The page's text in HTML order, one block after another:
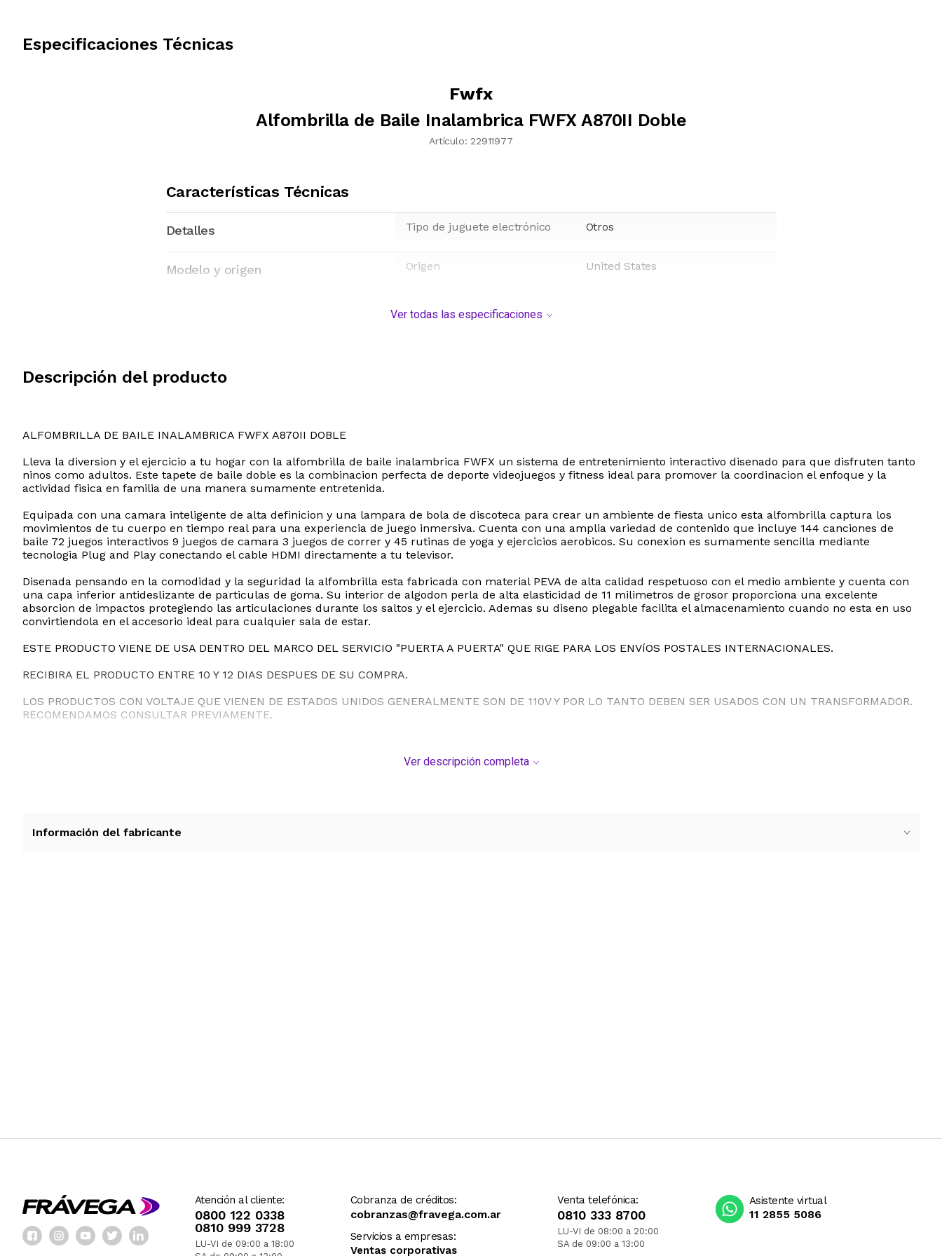
Especificaciones Técnicas
Fwfx
Alfombrilla de Baile Inalambrica FWFX A870II Doble
Artículo: 22911977
Características Técnicas
Detalles Tipo de juguete electrónico Otros
Modelo y origen Origen United States
Ver todas las especificaciones
Descripción del producto
ALFOMBRILLA DE BAILE INALAMBRICA FWFX A870II DOBLE
Lleva la diversion y el ejercicio a tu hogar con la alfombrilla de baile inalambrica FWFX un sistema de entretenimiento interactivo disenado para que disfruten tanto
ninos como adultos. Este tapete de baile doble es la combinacion perfecta de deporte videojuegos y fitness ideal para promover la coordinacion el enfoque y la
actividad fisica en familia de una manera sumamente entretenida.
Equipada con una camara inteligente de alta definicion y una lampara de bola de discoteca para crear un ambiente de fiesta unico esta alfombrilla captura los
movimientos de tu cuerpo en tiempo real para una experiencia de juego inmersiva. Cuenta con una amplia variedad de contenido que incluye 144 canciones de
baile 72 juegos interactivos 9 juegos de camara 3 juegos de correr y 45 rutinas de yoga y ejercicios aerobicos. Su conexion es sumamente sencilla mediante
tecnologia Plug and Play conectando el cable HDMI directamente a tu televisor.
Disenada pensando en la comodidad y la seguridad la alfombrilla esta fabricada con material PEVA de alta calidad respetuoso con el medio ambiente y cuenta con
una capa inferior antideslizante de particulas de goma. Su interior de algodon perla de alta elasticidad de 11 milimetros de grosor proporciona una excelente
absorcion de impactos protegiendo las articulaciones durante los saltos y el ejercicio. Ademas su diseno plegable facilita el almacenamiento cuando no esta en uso
convirtiendola en el accesorio ideal para cualquier sala de estar.
ESTE PRODUCTO VIENE DE USA DENTRO DEL MARCO DEL SERVICIO "PUERTA A PUERTA" QUE RIGE PARA LOS ENVíOS POSTALES INTERNACIONALES.
RECIBIRA EL PRODUCTO ENTRE 10 Y 12 DIAS DESPUES DE SU COMPRA.
LOS PRODUCTOS CON VOLTAJE QUE VIENEN DE ESTADOS UNIDOS GENERALMENTE SON DE 110V Y POR LO TANTO DEBEN SER USADOS CON UN TRANSFORMADOR.
RECOMENDAMOS CONSULTAR PREVIAMENTE.
Ver descripción completa
Información del fabricante
Atención al cliente:
0800 122 0338
0810 999 3728
LU-VI de 09:00 a 18:00
Cobranza de créditos:
cobranzas@fravega.com.ar
Servicios a empresas:
Ventas corporativas
Venta telefónica:
0810 333 8700
LU-VI de 08:00 a 20:00
SA de 09:00 a 13:00
Asistente virtual
11 2855 5086